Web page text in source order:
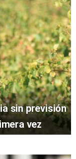
sin previsión
vez